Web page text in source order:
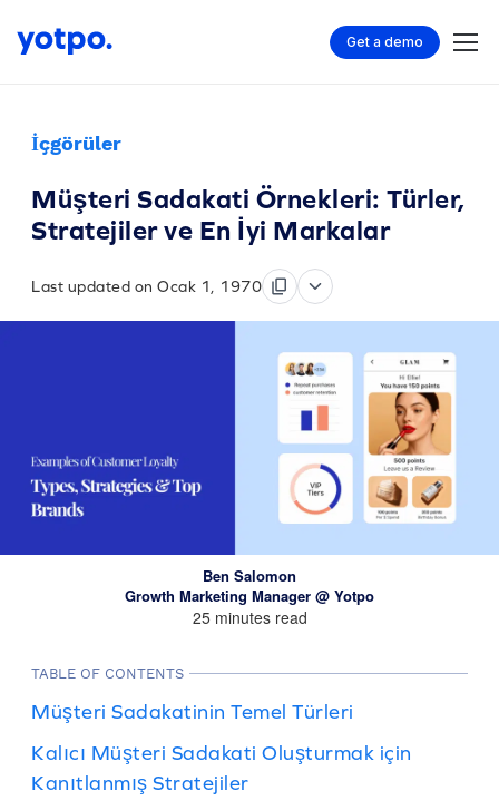
Get a demo
İçgörüler
Müşteri Sadakati Örnekleri: Türler,
Stratejiler ve En İyi Markalar
Last updated on Ocak 1, 1970
Ben Salomon
Growth Marketing Manager @ Yotpo
25 minutes read
TABLE OF CONTENTS
Müşteri Sadakatinin Temel Türleri
Kalıcı Müşteri Sadakati Oluşturmak için
Kanıtlanmış Stratejiler